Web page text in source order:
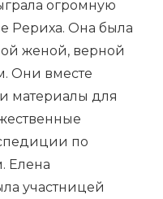
огромную
Рериха. Она была
женой, верной
Они вместе
материалы для
по
Елена
участницей